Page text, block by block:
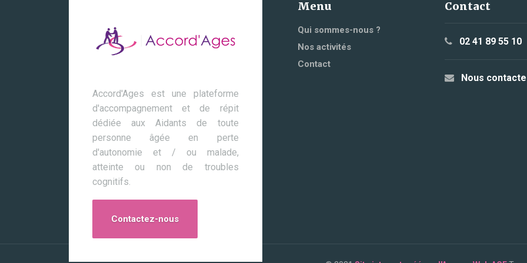
Accord'Ages est une plateforme
d'accompagnement et de répit
dédiée aux Aidants de toute
personne âgée en perte
d'autonomie et / ou malade,
atteinte ou non de troubles
cognitifs.
Contactez-nous
Menu
Qui sommes-nous ?
Nos activités
Contact
Contact
02 41 89 55 10
Nous